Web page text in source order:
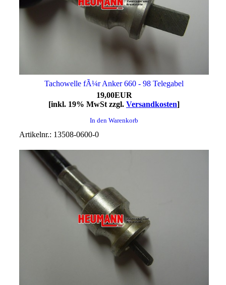
Tachowelle fÃ¼r Anker 660 - 98 Telegabel
19,00EUR
[inkl. 19% MwSt zzgl. Versandkosten]
In den Warenkorb
Artikelnr.: 13508-0600-0